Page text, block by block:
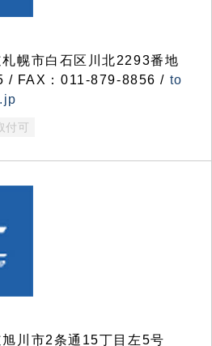
幌市白石区川北2293番地
/ FAX：011-879-8856 / to
付可
川市2条通15丁目左5号